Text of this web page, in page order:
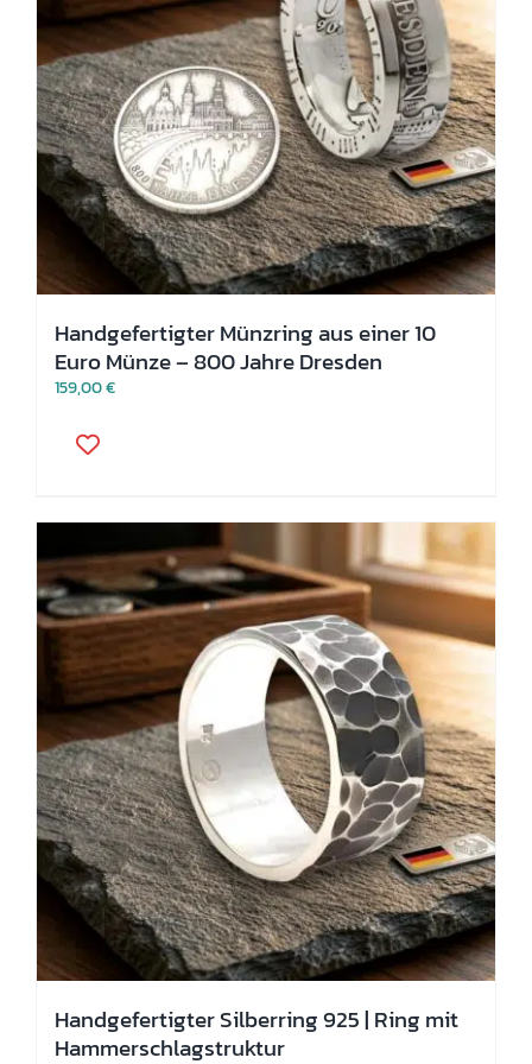
werden
Handgefertigter Münzring aus einer 10
Euro Münze – 800 Jahre Dresden
159,00€
Produkt
Die
Optionen
können
auf
Produktseite
gewählt
werden
Handgefertigter Silberring 925 | Ring mit
Hammerschlagstruktur